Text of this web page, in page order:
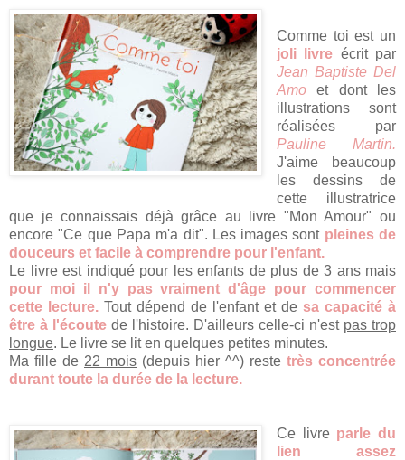
Comme toi est un
joli livre écrit par
Jean Baptiste Del
Amoet dont les
illustrations sont
réalisées par
Pauline Martin.
J'aime beaucoup
les dessins de
cette illustratrice
que je connaissais déjà grâce au livre "Mon Amour" ou
encore "Ce que Papa m'a dit". Les images sontpleines de
douceurs et facile à comprendre pour l'enfant.
Le livre est indiqué pour les enfants de plus de 3 ans mais
pour moi il n'y pas vraiment d'âge pour commencer
cette lecture. Tout dépend de l'enfant et de sa capacité à
être à l'écoute de l'histoire. D'ailleurs celle-ci n'est pas trop
longue. Le livre se lit en quelques petites minutes.
Ma fille de 22 mois (depuis hier ^^) reste très concentrée
durant toute la durée de la lecture.
Ce livre parle du
lien assez